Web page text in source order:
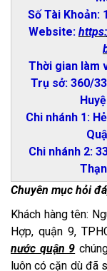
Số Tài Khoản:
Website:
Thời gian làm
Trụ sở: 360/
Chi nhánh 1:
Chi nhánh 2:
Chuyên mục hỏi
Khách hàng tên:
Hợp, quận 9,
nước quận 9
luôn có cặn dù đã